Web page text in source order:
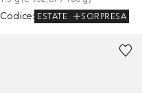
Codice: ESTATE SORPRESA
+4